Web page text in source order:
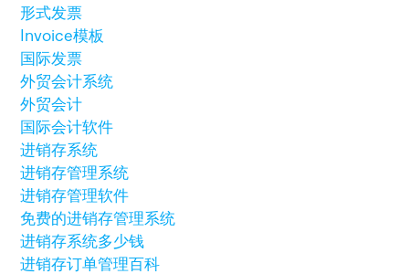
形式发票
Invoice模板
国际发票
外贸会计系统
外贸会计
国际会计软件
进销存系统
进销存管理系统
进销存管理软件
免费的进销存管理系统
进销存系统多少钱
进销存订单管理百科